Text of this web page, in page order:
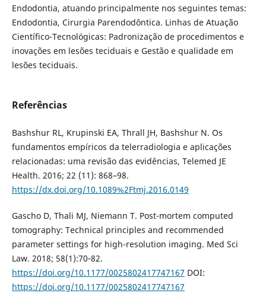
Endodontia, atuando principalmente nos seguintes temas:
Endodontia, Cirurgia Parendodôntica. Linhas de Atuação
Científico-Tecnológicas: Padronização de procedimentos e
inovações em lesões teciduais e Gestão e qualidade em
lesões teciduais.
Referências
Bashshur RL, Krupinski EA, Thrall JH, Bashshur N. Os
fundamentos empíricos da telerradiologia e aplicações
relacionadas: uma revisão das evidências, Telemed JE
Health. 2016; 22 (11): 868–98.
https://dx.doi.org/10.1089%2Ftmj.2016.0149
Gascho D, Thali MJ, Niemann T. Post-mortem computed
tomography: Technical principles and recommended
parameter settings for high-resolution imaging. Med Sci
Law. 2018; 58(1):70‐82.
https://doi.org/10.1177/0025802417747167 DOI:
https://doi.org/10.1177/0025802417747167